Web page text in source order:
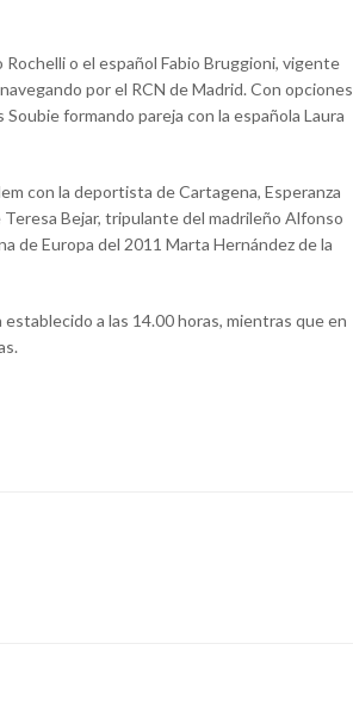
o el español Fabio Bruggioni, vigente
por el RCN de Madrid. Con opciones
formando pareja con la española Laura
con la deportista de Cartagena, Esperanza
Bejar, tripulante del madrileño Alfonso
de Europa del 2011 Marta Hernández de la
a las 14.00 horas, mientras que en